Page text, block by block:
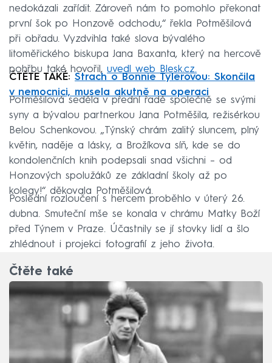
nedokázali zařídit. Zároveň nám to pomohlo překonat
první šok po Honzově odchodu,“ řekla Potměšilová
při obřadu. Vyzdvihla také slova bývalého
litoměřického biskupa Jana Baxanta, který na hercově
pohřbu také hovořil, uvedl web Blesk.cz.
ČTĚTE TAKÉ: Strach o Bonnie Tylerovou: Skončila
v nemocnici, musela akutně na operaci
Potměšilová seděla v přední řadě společně se svými
syny a bývalou partnerkou Jana Potměšila, režisérkou
Belou Schenkovou. „Týnský chrám zalitý sluncem, plný
květin, naděje a lásky, a Brožíkova síň, kde se do
kondolenčních knih podepsali snad všichni – od
Honzových spolužáků ze základní školy až po
kolegy!“ děkovala Potměšilová.
Poslední rozloučení s hercem proběhlo v úterý 26.
dubna. Smuteční mše se konala v chrámu Matky Boží
před Týnem v Praze. Účastnily se jí stovky lidí a šlo
zhlédnout i projekci fotografií z jeho života.
Čtěte také